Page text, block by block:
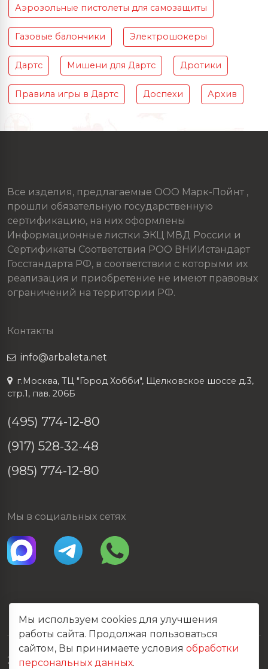
Аэрозольные пистолеты для самозащиты
Газовые балончики Электрошокеры
Дартс Мишени для Дартс Дротики
Правила игры в Дартс Доспехи Архив
Все изделия, предлагаемые ООО Марк-Пойнт ,
прошли обязательную государственную
сертификацию, на них оформлены
Информационные листки ЭКЦ МВД России и
Сертификаты Соответствия РОО ВНИИстандарт
Госстандарта РФ, в соответствии с которыми их
реализация и приобретение не имеют правовых
ограничений на территории РФ.
Контакты
info@arbaleta.net
г.Москва, ТЦ "Город Хобби", Щелковское шоссе д.3,
стр.1, пав. 206Б
(495) 774-12-80
(917) 528-32-48
(985) 774-12-80
Мы в социальных сетях
2026 © Все права защищены
Мы используем cookies для улучшения
работы сайта. Продолжая пользоваться
сайтом, Вы принимаете условия обработки
персональных данных.